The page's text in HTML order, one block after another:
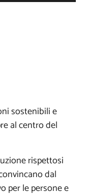
sostenibili e
al centro del
rispettosi
dal
per le persone e